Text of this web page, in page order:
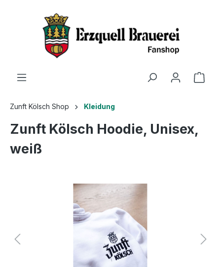
Zunft Kölsch Shop Kleidung
Zunft Kölsch Hoodie, Unisex,
weiß